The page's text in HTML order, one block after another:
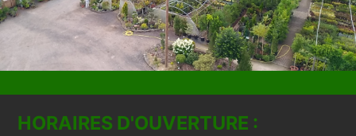
HORAIRES D'OUVERTURE :